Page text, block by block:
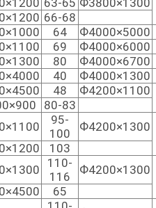
63-65 Ф3800×1300
66-68
64
Ф4000×5000
69
Ф4000×6000
80
Ф4000×6700
40
Ф4000×1300
48
Ф4200×1100
80-83
95-
100
Ф4200×1300
103
110-
116
Ф4200×1300
65